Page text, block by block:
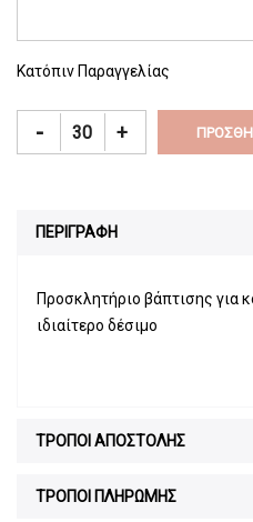
Κατόπιν Παραγγελίας
- +
ΠΕΡΙΓΡΑΦΗ
Προσκλητήριο βάπτισης για
ιδιαίτερο δέσιμο
ΤΡΟΠΟΙ ΑΠΟΣΤΟΛΗΣ
ΤΡΟΠΟΙ ΠΛΗΡΩΜΗΣ